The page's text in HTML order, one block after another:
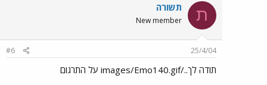
ת תשורה
New member
25/4/04
#6
תודה לך../images/Emo140.gif על התרגום